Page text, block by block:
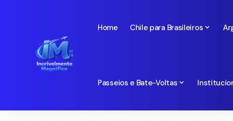
Home Chile para Brasileiros
Passeios e Bate-Voltas